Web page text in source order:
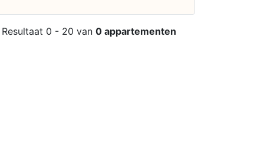
Resultaat 0 - 20 van 0 appartementen